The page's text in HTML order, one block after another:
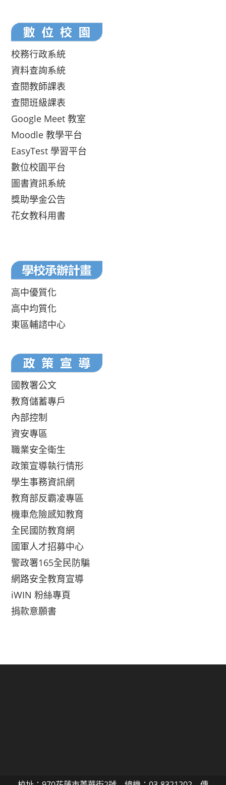
校務行政系統
資料查詢系統
查閱教師課表
查閱班級課表
Google Meet 教室
Moodle 教學平台
EasyTest 學習平台
數位校園平台
圖書資訊系統
獎助學金公告
花女教科用書
高中優質化
高中均質化
東區輔諮中心
國教署公文
教育儲蓄專戶
內部控制
資安專區
職業安全衛生
政策宣導執行情形
學生事務資訊網
教育部反霸凌專區
機車危險感知教育
全民國防教育網
國軍人才招募中心
警政署165全民防騙
網路安全教育宣導
iWIN 粉絲專頁
捐款意願書